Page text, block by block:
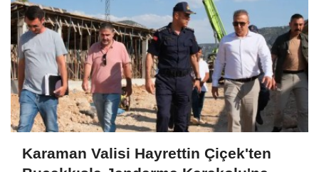
Karaman Valisi Hayrettin Çiçek'ten